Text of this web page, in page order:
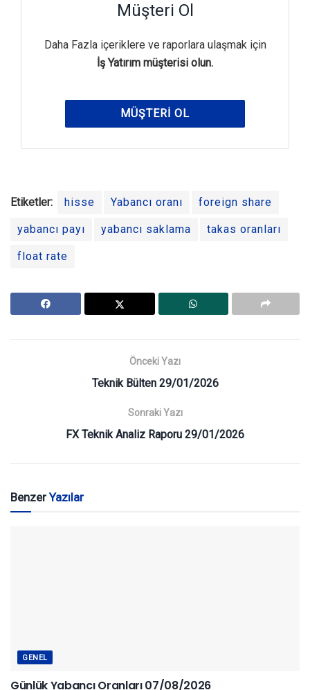
Müşteri Ol
Daha Fazla içeriklere ve raporlara ulaşmak için
İş Yatırım müşterisi olun.
MÜŞTERI OL
Etiketler: hisse Yabancı oranı foreign share
yabancı payı yabancı saklama takas oranları
float rate
Önceki Yazı
Teknik Bülten 29/01/2026
Sonraki Yazı
FX Teknik Analiz Raporu 29/01/2026
BenzerYazılar
GENEL
Günlük Yabancı Oranları 07/08/2026